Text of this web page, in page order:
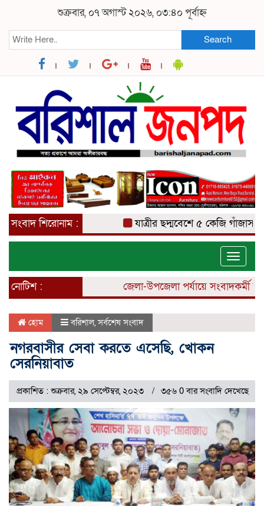
শুক্রবার, ০৭ অগাস্ট ২০২৬, ০৩:৪০ পূর্বাহ্ন
Search
সংবাদ শিরোনাম : যাত্রীর ছদ্মবেশে ৫ কেজি গাঁজাসহ
Toggle
নোটিশ :
জেলা-উপজেলা পর্যায়ে সংবাদকর্মী
হোম বরিশাল,সর্বশেষ সংবাদ
নগরবাসীর সেবা করতে এসেছি, খোকন
সেরনিয়াবাত
প্রকাশিত : শুক্রবার, ২৯ সেপ্টেম্বর, ২০২৩ ৩৫৬ 0 বার সংবাদি দেখেছে